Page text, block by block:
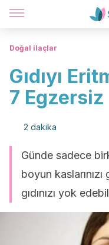
Doğal ilaçlar
Gıdıyı
7 Egzersiz
2 dakika
Günde sadece
boyun
gıdınızı yok